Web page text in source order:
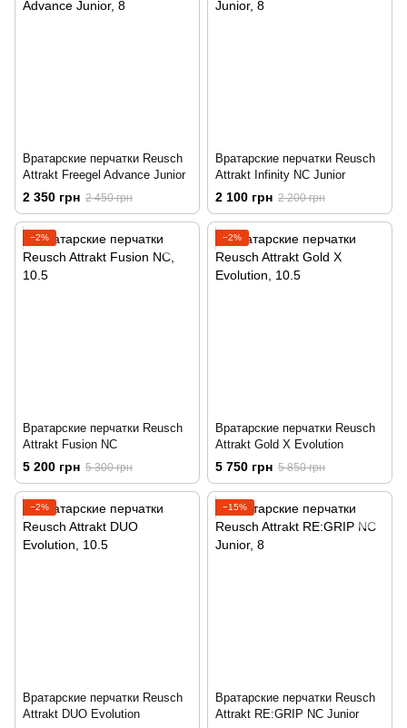
Вратарские перчатки Reusch
Attrakt Freegel Advance Junior
2 350 грн 2 450 грн
Вратарские перчатки Reusch
Attrakt Infinity NC Junior
2 100 грн 2 200 грн
−2%
Вратарские перчатки Reusch
Attrakt Fusion NC
5 200 грн 5 300 грн
−2%
Вратарские перчатки Reusch
Attrakt Gold X Evolution
5 750 грн 5 850 грн
−2%
Вратарские перчатки Reusch
Attrakt DUO Evolution
−15%
Вратарские перчатки Reusch
Attrakt RE:GRIP NC Junior